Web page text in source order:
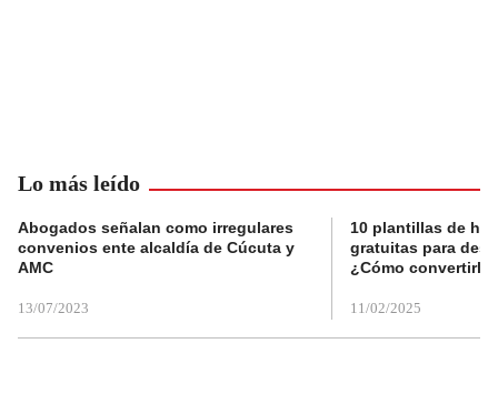
Lo más leído
Abogados señalan como irregulares
convenios ente alcaldía de Cúcuta y
AMC
13/07/2023
10 plantillas de
gratuitas para
¿Cómo convertirla
11/02/2025